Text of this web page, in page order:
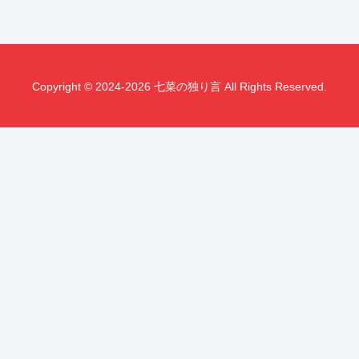
Copyright © 2024-2026 七菜の独り言 All Rights Reserved.